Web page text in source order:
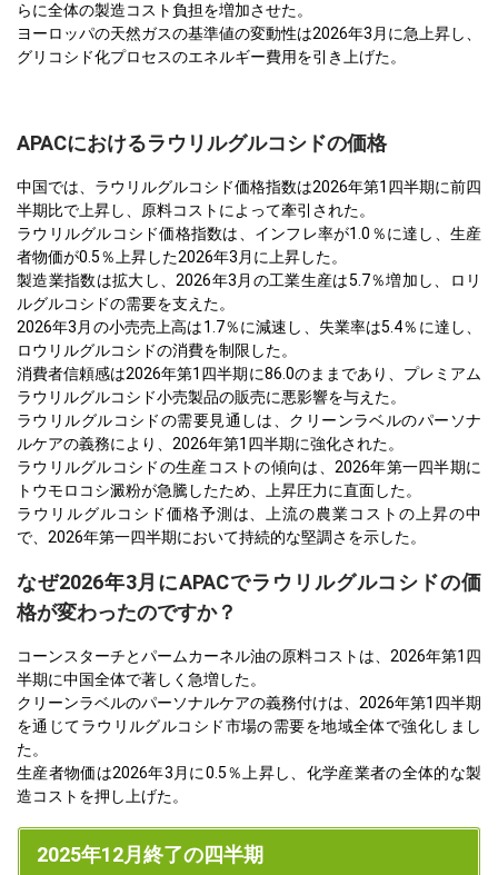
らに全体の製造コスト負担を増加させた。
ヨーロッパの天然ガスの基準値の変動性は2026年3月に急上昇し、
グリコシド化プロセスのエネルギー費用を引き上げた。
APACにおけるラウリルグルコシドの価格
中国では、ラウリルグルコシド価格指数は2026年第1四半期に前四
半期比で上昇し、原料コストによって牽引された。
ラウリルグルコシド価格指数は、インフレ率が1.0％に達し、生産
者物価が0.5％上昇した2026年3月に上昇した。
製造業指数は拡大し、2026年3月の工業生産は5.7％増加し、ロリ
ルグルコシドの需要を支えた。
2026年3月の小売売上高は1.7％に減速し、失業率は5.4％に達し、
ロウリルグルコシドの消費を制限した。
消費者信頼感は2026年第1四半期に86.0のままであり、プレミアム
ラウリルグルコシド小売製品の販売に悪影響を与えた。
ラウリルグルコシドの需要見通しは、クリーンラベルのパーソナ
ルケアの義務により、2026年第1四半期に強化された。
ラウリルグルコシドの生産コストの傾向は、2026年第一四半期に
トウモロコシ澱粉が急騰したため、上昇圧力に直面した。
ラウリルグルコシド価格予測は、上流の農業コストの上昇の中
で、2026年第一四半期において持続的な堅調さを示した。
なぜ2026年3月にAPACでラウリルグルコシドの価
格が変わったのですか？
コーンスターチとパームカーネル油の原料コストは、2026年第1四
半期に中国全体で著しく急増した。
クリーンラベルのパーソナルケアの義務付けは、2026年第1四半期
を通じてラウリルグルコシド市場の需要を地域全体で強化しまし
た。
生産者物価は2026年3月に0.5％上昇し、化学産業者の全体的な製
造コストを押し上げた。
2025年12月終了の四半期